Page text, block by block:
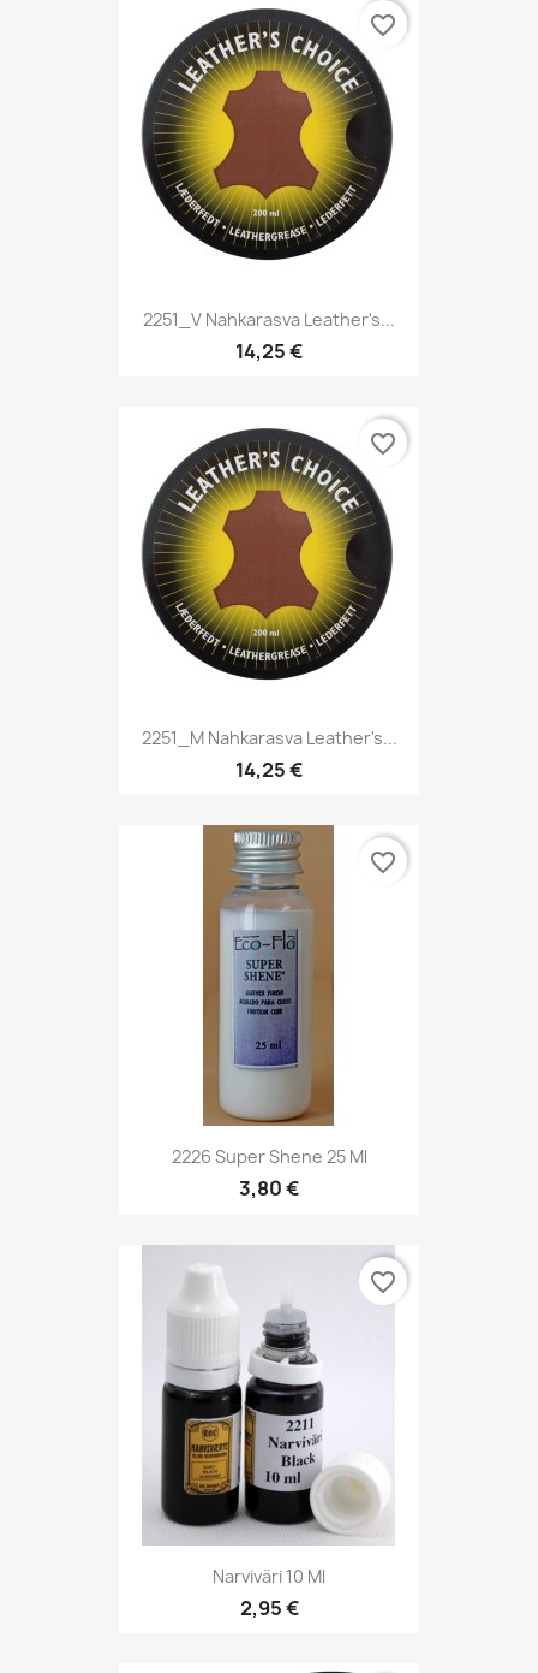
2251_V Nahkarasva Leather's...
14,25 €
favorite_border
2251_M Nahkarasva Leather's...
14,25 €
favorite_border
2226 Super Shene 25 Ml
3,80 €
favorite_border
Narviväri 10 Ml
2,95 €
favorite_border